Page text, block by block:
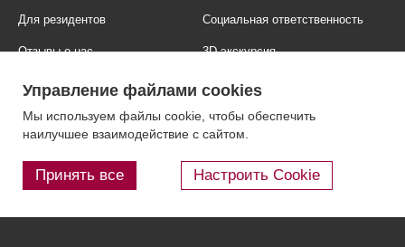
Для резидентов Социальная ответственность
Отзывы о нас 3D-экскурсия
Фотогалерея Правовая информация
Контакты Блог
Управление файлами cookies
Мы используем файлы cookie, чтобы обеспечить
наилучшее взаимодействие с сайтом.
Принять все Настроить Cookie